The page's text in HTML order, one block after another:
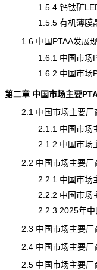
1.5.4 钙钛矿
1.5.5 有机薄膜晶
1.6 中国PTAA发展现
1.6.1 中国市场
1.6.2 中国市场
第二章 中国市场主要
2.1 中国市场主要厂
2.1.1 中国市场主要
2.1.2 中国市场主要
2.2 中国市场主要厂
2.2.1 中国市场主要
2.2.2 中国市场主要
2.2.3 2025年中国
2.3 中国市场主要厂
2.4 中国市场主要厂
2.5 中国市场主要厂